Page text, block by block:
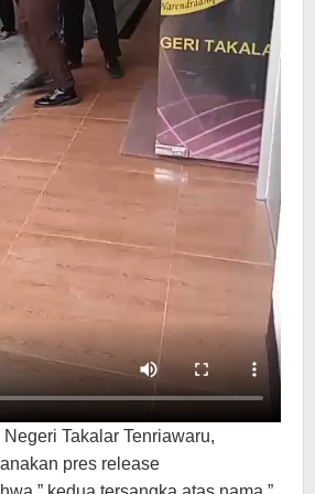
Takalar Tenriawaru,
pres release